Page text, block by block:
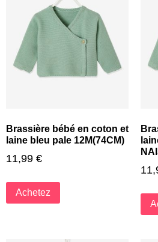
Brassière bébé en coton et
laine bleu pale 12M(74CM)
11,99 €
Achetez